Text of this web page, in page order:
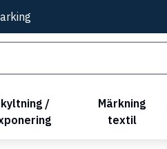
/
Märkning
textil